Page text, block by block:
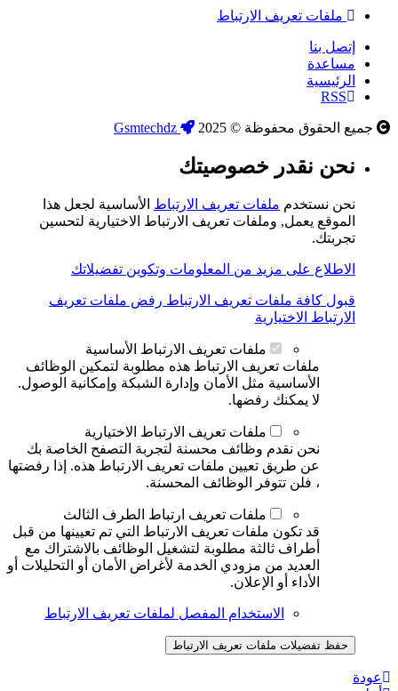
ملفات تعريف الارتباط
إتصل بنا
مساعدة
الرئيسية
RSS
جميع الحقوق محفوظة © 2025
نحن نقدر خصوصيتك
نحن نستخدم ملفات تعريف الارتباط الأساسية لجعل هذا
الموقع يعمل, وملفات تعريف الارتباط الاختيارية لتحسين
تجربتك.
الاطلاع على مزيد من المعلومات وتكوين تفضيلاتك
قبول كافة ملفات تعريف الارتباط رفض ملفات تعريف
الارتباط الاختيارية
ملفات تعريف الارتباط الأساسية
ملفات تعريف الارتباط هذه مطلوبة لتمكين الوظائف
الأساسية مثل الأمان وإدارة الشبكة وإمكانية الوصول.
لا يمكنك رفضها.
ملفات تعريف الارتباط الاختيارية
نحن نقدم وظائف محسنة لتجربة التصفح الخاصة بك
عن طريق تعيين ملفات تعريف الارتباط هذه. إذا رفضتها
، فلن تتوفر الوظائف المحسنة.
ملفات تعريف ارتباط الطرف الثالث
قد تكون ملفات تعريف الارتباط التي تم تعيينها من قبل
أطراف ثالثة مطلوبة لتشغيل الوظائف بالاشتراك مع
العديد من مزودي الخدمة لأغراض الأمان أو التحليلات أو
الأداء أو الإعلان.
الاستخدام المفصل لملفات تعريف الارتباط
حفظ تفضيلات ملفات تعريف الارتباط
عودة